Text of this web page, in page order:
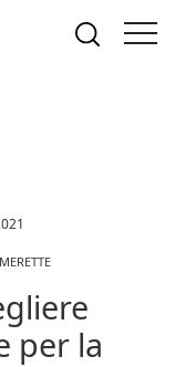
per la